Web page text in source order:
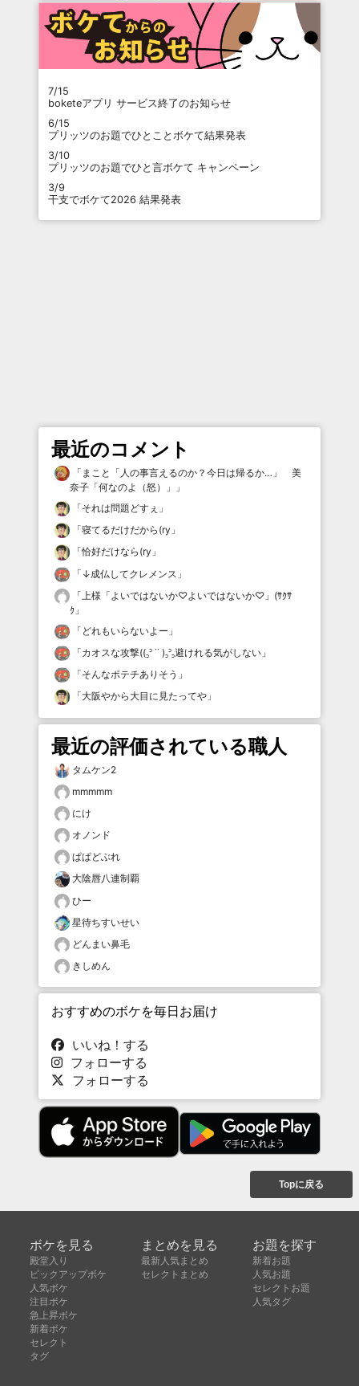
7/15
boketeアプリ サービス終了のお知らせ
6/15
プリッツのお題でひとことボケて結果発表
3/10
プリッツのお題でひと言ボケて キャンペーン
3/9
干支でボケて2026 結果発表
最近のコメント
「 まこと「人の事言えるのか？今日は帰るか…」 美
奈子「何なのよ（怒）」
」
「それは問題どすぇ 」
「寝てるだけだから(ry 」
「恰好だけなら(ry 」
「 ↓成仏してクレメンス 」
「 上様「よいではないか♡よいではないか♡」(ｻｸｻ
ｸ 」
「 どれもいらないよー 」
「カオスな攻撃((꜆꜄ ˙˙ )꜆꜄꜆避けれる気がしない 」
「そんなポテチありそう 」
「大阪やから大目に見たってや 」
最近の評価されている職人
タムケン2
mmmmm
にけ
オノンド
ぱぱどぶれ
大陰唇八連制覇
ひー
星待ちすいせい
どんまい鼻毛
きしめん
おすすめのボケを毎日お届け
いいね！する
フォローする
フォローする
Topに戻る
ボケを見る
殿堂入り
ピックアップボケ
人気ボケ
注目ボケ
急上昇ボケ
新着ボケ
セレクト
タグ
まとめを見る
最新人気まとめ
セレクトまとめ
お題を探す
新着お題
人気お題
セレクトお題
人気タグ